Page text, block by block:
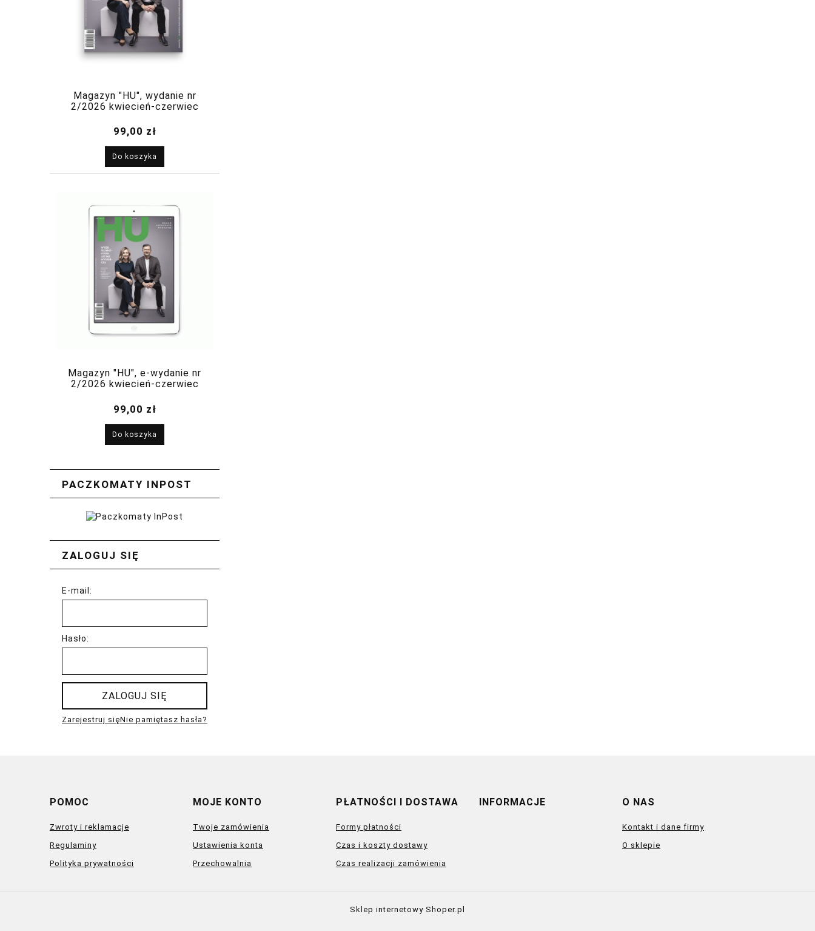
Magazyn "HU", wydanie nr
2/2026 kwiecień-czerwiec
99,00 zł
Do koszyka
Magazyn "HU", e-wydanie nr
2/2026 kwiecień-czerwiec
99,00 zł
Do koszyka
PACZKOMATY INPOST
ZALOGUJ SIĘ
E-mail:
Hasło:
ZALOGUJ SIĘ
Nie pamiętasz hasła?
Zarejestruj się
POMOC
Zwroty i reklamacje
Regulaminy
Polityka prywatności
MOJE KONTO
Twoje zamówienia
Ustawienia konta
Przechowalnia
PŁATNOŚCI I DOSTAWA
Formy płatności
Czas i koszty dostawy
Czas realizacji zamówienia
INFORMACJE O NAS
Kontakt i dane firmy
O sklepie
Sklep internetowy Shoper.pl